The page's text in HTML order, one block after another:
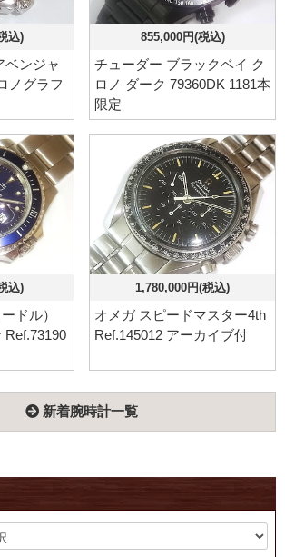
込)
ベンジャ
ノグラフ
855,000円(税込)
チューダー ブラックベイ ク
ロノ ダーク 79360DK 1181本
限定
込)
ドル）
Ref.73190
1,780,000円(税込)
オメガ スピードマスター4th
Ref.145012 アーカイブ付
新着腕時計一覧